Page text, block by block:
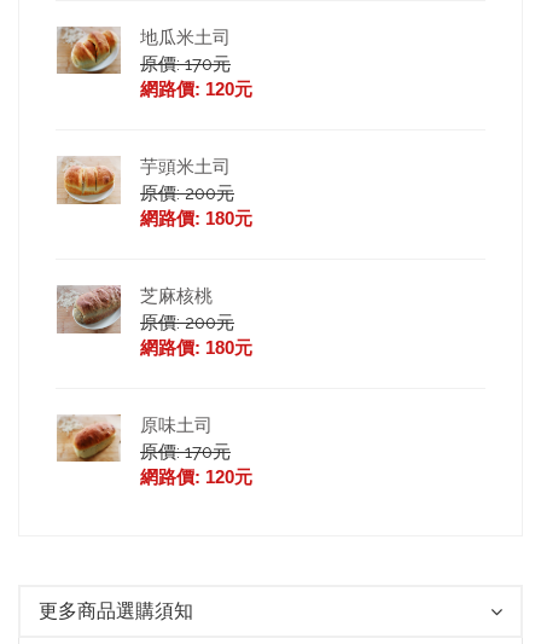
地瓜米土司
原價: 170元
網路價: 120元
芋頭米土司
原價: 200元
網路價: 180元
芝麻核桃
原價: 200元
網路價: 180元
原味土司
原價: 170元
網路價: 120元
更多商品選購須知